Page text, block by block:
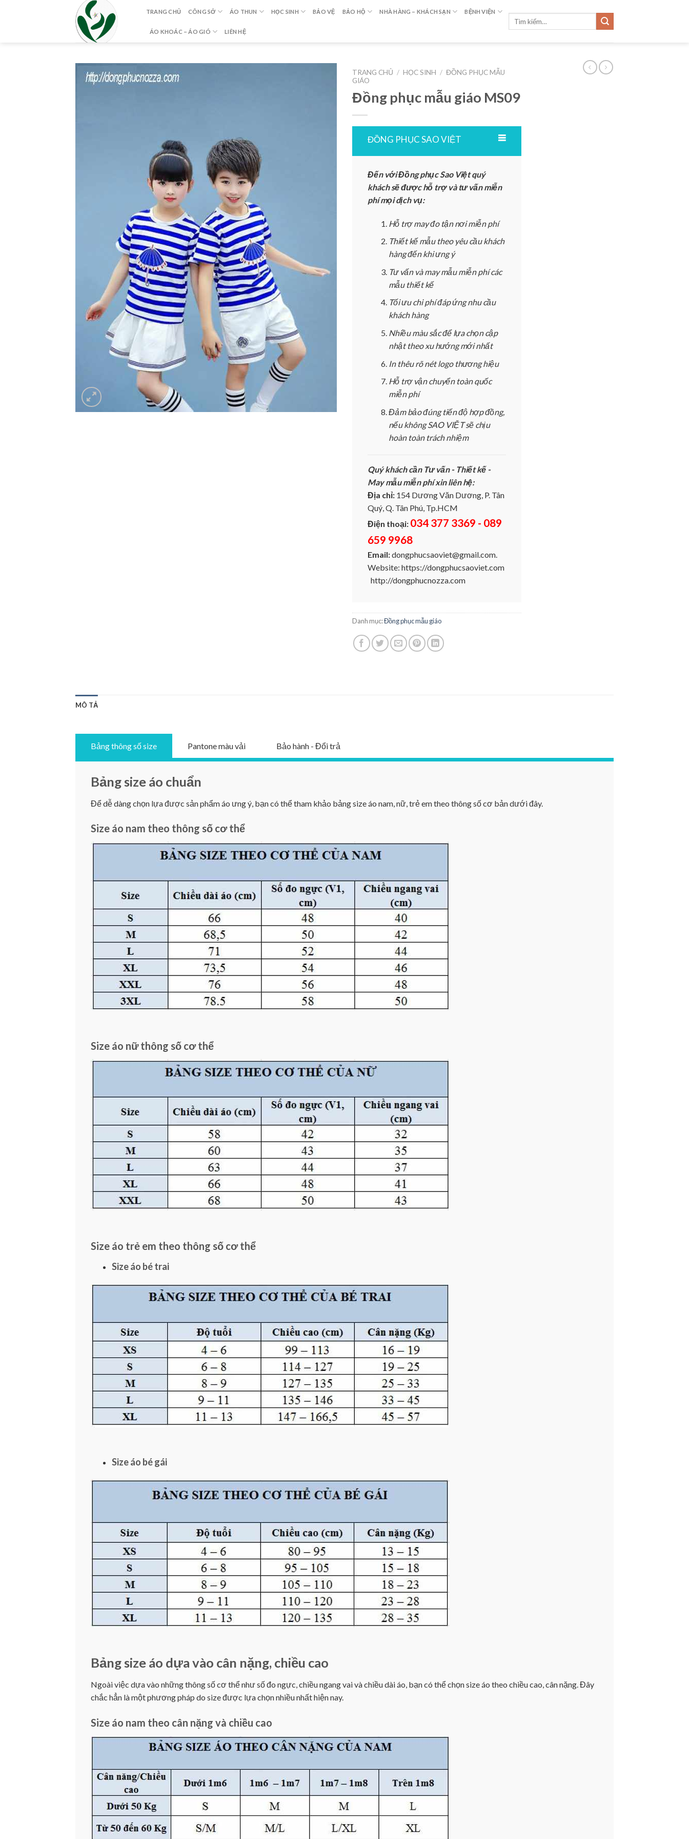
TRANG CHỦ CÔNG SỞ ÁO THUN HỌC SINH BẢO VỆ BẢO HỘ NHÀ HÀNG – KHÁCH SẠN BỆNH VIỆN
ÁO KHOÁC – ÁO GIÓ LIÊN HỆ
TRANG CHỦ / HỌC SINH / ĐỒNG PHỤC MẪU
GIÁO
Đồng phục mẫu giáo MS09
ĐỒNG PHỤC SAO VIỆT
Đến với Đồng phục Sao Việt quý
khách sẽ được hỗ trợ và tư vấn miễn
phí mọi dịch vụ:
Hỗ trợ may đo tận nơi miễn phí
Thiết kế mẫu theo yêu cầu khách
hàng đến khi ưng ý
Tư vấn và may mẫu miễn phí các
mẫu thiết kế
Tối ưu chi phí đáp ứng nhu cầu
khách hàng
Nhiều màu sắc để lựa chọn cập
nhật theo xu hướng mới nhất
In thêu rõ nét logo thương hiệu
Hỗ trợ vận chuyển toàn quốc
miễn phí
Đảm bảo đúng tiến độ hợp đồng,
nếu không SAO VIỆT sẽ chịu
hoàn toàn trách nhiệm
Quý khách cần Tư vấn - Thiết kế -
May mẫu miễn phí xin liên hệ:
Địa chỉ: 154 Dương Văn Dương, P. Tân
Quý, Q. Tân Phú, Tp.HCM
Điện thoại: 034 377 3369 - 089
659 9968
Email:dongphucsaoviet@gmail.com.
Website: https://dongphucsaoviet.com
http://dongphucnozza.com
Danh mục:Đồng phục mẫu giáo
MÔ TẢ
Bảng thông số size Pantone màu vải Bảo hành - Đổi trả
Bảng size áo chuẩn
Để dễ dàng chọn lựa được sản phẩm áo ưng ý, bạn có thể tham khảo bảng size áo nam, nữ, trẻ em theo thông số cơ bản dưới đây.
Size áo nam theo thông số cơ thể
Size áo nữ thông số cơ thể
Size áo trẻ em theo thông số cơ thể
Size áo bé trai
Size áo bé gái
Bảng size áo dựa vào cân nặng, chiều cao
Ngoài việc dựa vào những thông số cơ thể như số đo ngực, chiều ngang vai và chiều dài áo, bạn có thể chọn size áo theo chiều cao, cân nặng. Đây
chắc hẳn là một phương pháp do size được lựa chọn nhiều nhất hiện nay.
Size áo nam theo cân nặng và chiều cao